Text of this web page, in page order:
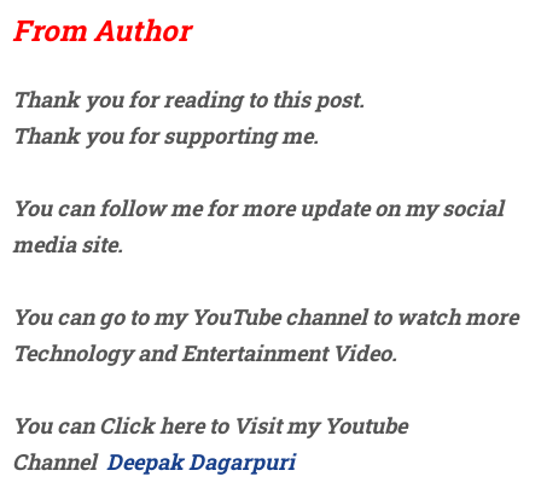
From Author
Thank you for reading to this post.
Thank you for supporting me.
You can follow me for more update on my social
media site.
You can go to my YouTube channel to watch more
Technology and Entertainment Video.
You can Click here to Visit my Youtube
Channel Deepak Dagarpuri